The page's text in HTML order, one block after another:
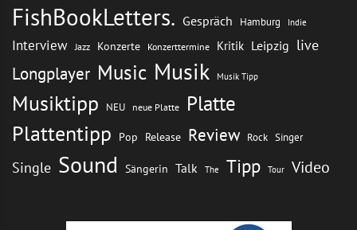
FishBookLetters. Gespräch Hamburg Indie
Interview Jazz Konzerte Konzerttermine Kritik Leipzig live
Longplayer Music Musik Musik Tipp
Musiktipp NEU neue Platte Platte
Plattentipp Pop Release Review Rock Singer
Single Sound Sängerin Talk The Tipp Tour Video